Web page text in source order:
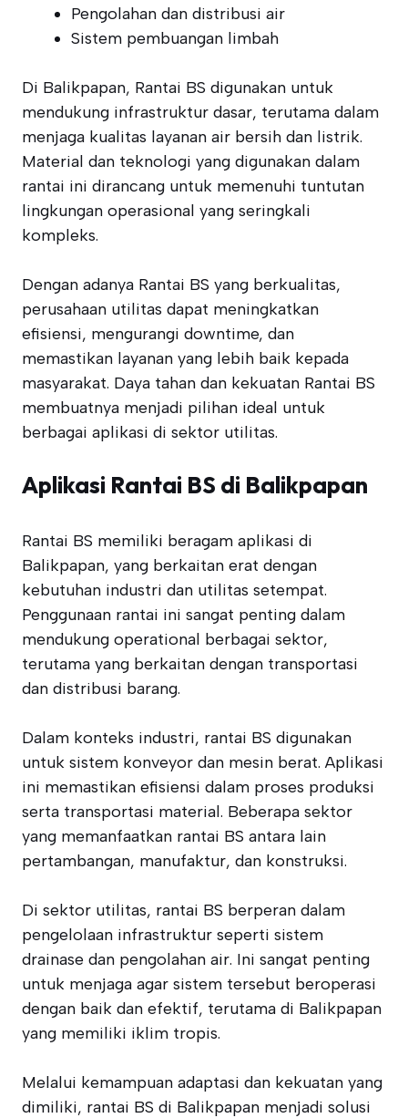
Pengolahan dan distribusi air
Sistem pembuangan limbah
Di Balikpapan, Rantai BS digunakan untuk
mendukung infrastruktur dasar, terutama dalam
menjaga kualitas layanan air bersih dan listrik.
Material dan teknologi yang digunakan dalam
rantai ini dirancang untuk memenuhi tuntutan
lingkungan operasional yang seringkali
kompleks.
Dengan adanya Rantai BS yang berkualitas,
perusahaan utilitas dapat meningkatkan
efisiensi, mengurangi downtime, dan
memastikan layanan yang lebih baik kepada
masyarakat. Daya tahan dan kekuatan Rantai BS
membuatnya menjadi pilihan ideal untuk
berbagai aplikasi di sektor utilitas.
Aplikasi Rantai BS di Balikpapan
Rantai BS memiliki beragam aplikasi di
Balikpapan, yang berkaitan erat dengan
kebutuhan industri dan utilitas setempat.
Penggunaan rantai ini sangat penting dalam
mendukung operational berbagai sektor,
terutama yang berkaitan dengan transportasi
dan distribusi barang.
Dalam konteks industri, rantai BS digunakan
untuk sistem konveyor dan mesin berat. Aplikasi
ini memastikan efisiensi dalam proses produksi
serta transportasi material. Beberapa sektor
yang memanfaatkan rantai BS antara lain
pertambangan, manufaktur, dan konstruksi.
Di sektor utilitas, rantai BS berperan dalam
pengelolaan infrastruktur seperti sistem
drainase dan pengolahan air. Ini sangat penting
untuk menjaga agar sistem tersebut beroperasi
dengan baik dan efektif, terutama di Balikpapan
yang memiliki iklim tropis.
Melalui kemampuan adaptasi dan kekuatan yang
dimiliki, rantai BS di Balikpapan menjadi solusi